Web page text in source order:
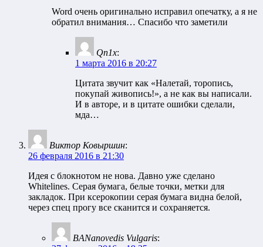
Word очень оригинально исправил опечатку, а я не
обратил внимания… Спасибо что заметили
Qn1x:
1 марта 2016 в 20:27
Цитата звучит как «Налетай, торопись,
покупай живопись!», а не как вы написали.
И в авторе, и в цитате ошибки сделали,
мда…
Виктор Ковыршин:
26 февраля 2016 в 21:30
Идея с блокнотом не нова. Давно уже сделано
Whitelines. Серая бумага, белые точки, метки для
закладок. При ксерокопии серая бумага видна белой,
через спец прогу все сканится и сохраняется.
BANanovedis Vulgaris: